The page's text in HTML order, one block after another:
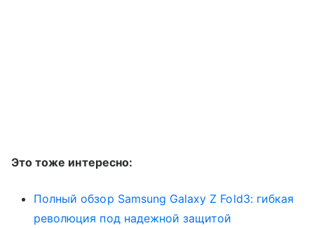
Это тоже интересно:
Полный обзор Samsung Galaxy Z Fold3: гибкая
революция под надежной защитой